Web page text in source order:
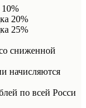
10%
20%
25%
сниженной
начисляются
по всей Росси